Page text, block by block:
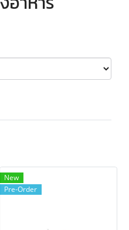
New
Pre-Order